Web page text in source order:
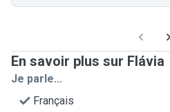
En savoir plus sur Flávia
Je parle...
Français